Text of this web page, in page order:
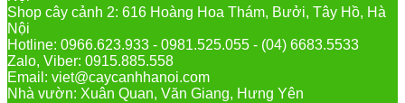
Shop cây cảnh 2: 616 Hoàng Hoa Thám, Bưởi, Tây Hồ, Hà
Nội
Hotline: 0966.623.933 - 0981.525.055 - (04) 6683.5533
Zalo, Viber: 0915.885.558
Email: viet@caycanhhanoi.com
Nhà vườn: Xuân Quan, Văn Giang, Hưng Yên